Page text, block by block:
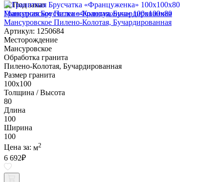
Под заказ
Гранитная Брусчатка «Француженка» 100х100x80
Мансуровское Пилено-Колотая, Бучардированная
Артикул: 1250684
Месторождение
Мансуровское
Обработка гранита
Пилено-Колотая, Бучардированная
Размер гранита
100х100
Толщина / Высота
80
Длина
100
Ширина
100
Цена за: м2
6 692₽